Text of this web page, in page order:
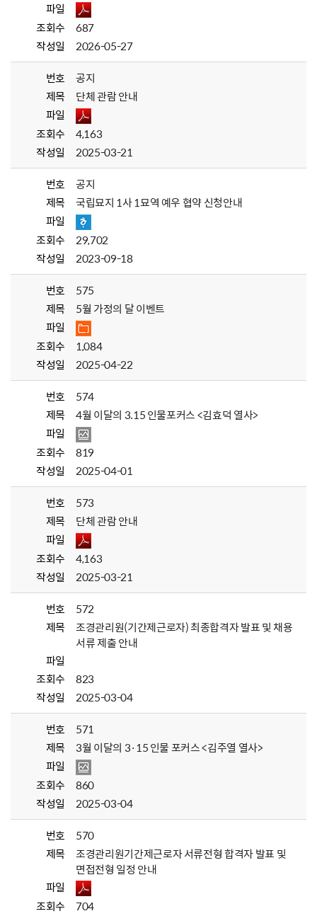
파일
조회수
687
작성일
2026-05-27
번호
공지
제목
단체 관람 안내
파일
조회수
4,163
작성일
2025-03-21
번호
공지
제목
국립묘지 1사 1묘역 예우 협약 신청안내
파일
조회수
29,702
작성일
2023-09-18
번호
575
제목
5월 가정의 달 이벤트
파일
조회수
1,084
작성일
2025-04-22
번호
574
제목
4월 이달의 3.15 인물포커스 <김효덕 열사>
파일
조회수
819
작성일
2025-04-01
번호
573
제목
단체 관람 안내
파일
조회수
4,163
작성일
2025-03-21
번호
572
제목
조경관리원(기간제근로자) 최종합격자 발표 및 채용
서류 제출 안내
파일
조회수
823
작성일
2025-03-04
번호
571
제목
3월 이달의 3·15 인물 포커스 <김주열 열사>
파일
조회수
860
작성일
2025-03-04
번호
570
제목
조경관리원기간제근로자 서류전형 합격자 발표 및
면접전형 일정 안내
파일
조회수
704